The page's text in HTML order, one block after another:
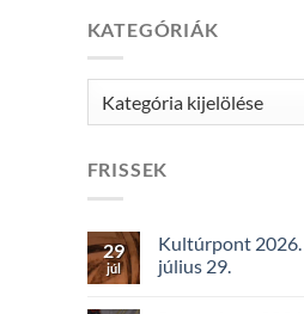
KATEGÓRIÁK
Kategóriák
FRISSEK
29
júl
Kultúrpont 2026.
július 29.